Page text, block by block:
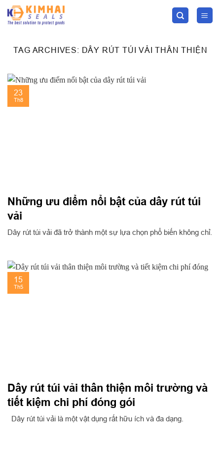
Skip
TAG ARCHIVES: DÂY RÚT TÚI VẢI THÂN THIỆN
Những ưu điểm nổi bật của dây rút túi
vải
Dây rút túi vải đã trở thành một sự lựa chọn phổ biến không chỉ.
23
Th8
Dây rút túi vải thân thiện môi trường và
tiết kiệm chi phí đóng gói
Dây rút túi vải là một vật dụng rất hữu ích và đa dạng.
15
Th5